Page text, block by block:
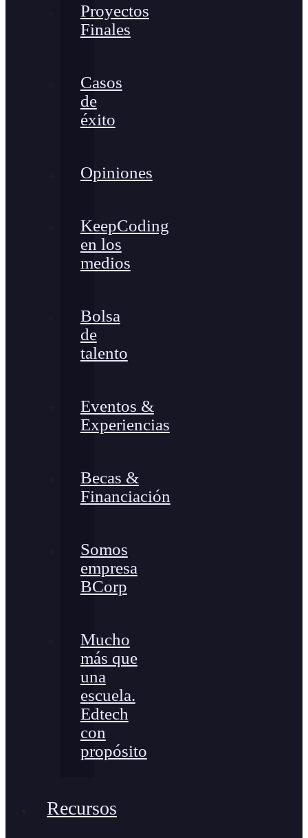
Proyectos
Finales
Casos
de
éxito
Opiniones
KeepCoding
en los
medios
Bolsa
de
talento
Eventos &
Experiencias
Becas &
Financiación
Somos
empresa
BCorp
Mucho
más que
una
escuela.
Edtech
con
propósito
Recursos